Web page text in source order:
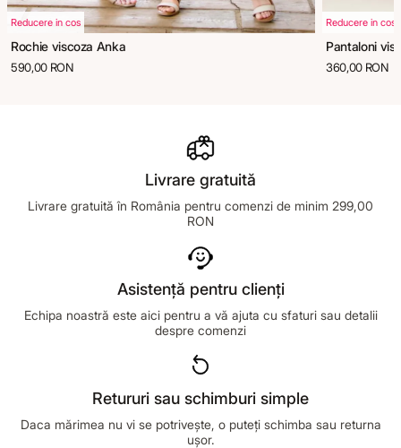
Reducere in cos
Rochie viscoza Anka
590,00 RON
Reducere in cos
Pantaloni
360,00 RON
Livrare gratuită
Livrare gratuită în România pentru comenzi de minim 299,00
RON
Asistență pentru clienți
Echipa noastră este aici pentru a vă ajuta cu sfaturi sau detalii
despre comenzi
Retururi sau schimburi simple
Daca mărimea nu vi se potrivește, o puteți schimba sau returna
ușor.